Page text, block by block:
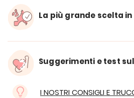
La più grande scelta in
Suggerimenti e test
I NOSTRI CONSIGLI E